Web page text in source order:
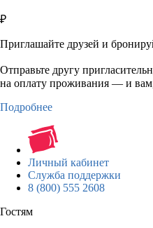
₽
Приглашайте друзей и
Отправьте другу
на оплату проживания — и
Подробнее
Личный кабинет
Служба поддержки
8 (800) 555 2608
Гостям